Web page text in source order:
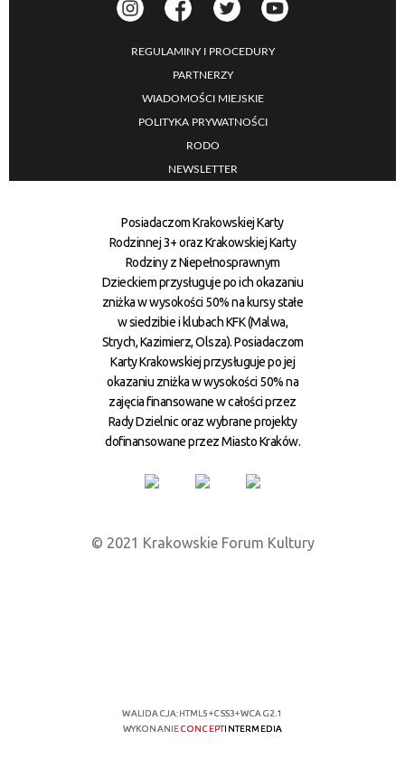
REGULAMINY I PROCEDURY
PARTNERZY
WIADOMOŚCI MIEJSKIE
POLITYKA PRYWATNOŚCI
RODO
NEWSLETTER
Posiadaczom Krakowskiej Karty
Rodzinnej 3+ oraz Krakowskiej Karty
Rodziny z Niepełnosprawnym
Dzieckiem przysługuje po ich okazaniu
zniżka w wysokości 50% na kursy stałe
w siedzibie i klubach KFK (Malwa,
Strych, Kazimierz, Olsza). Posiadaczom
Karty Krakowskiej przysługuje po jej
okazaniu zniżka w wysokości 50% na
zajęcia finansowane w całości przez
Rady Dzielnic oraz wybrane projekty
dofinansowane przez Miasto Kraków.
© 2021 Krakowskie Forum Kultury
WALIDACJA:HTML5+CSS3+WCAG 2.1
WYKONANIECONCEPTINTERMEDIA